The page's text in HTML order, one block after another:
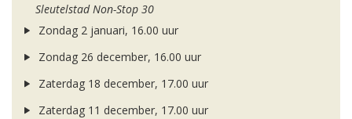
Sleutelstad Non-Stop 30
Zondag 2 januari, 16.00 uur
Zondag 26 december, 16.00 uur
Zaterdag 18 december, 17.00 uur
Zaterdag 11 december, 17.00 uur